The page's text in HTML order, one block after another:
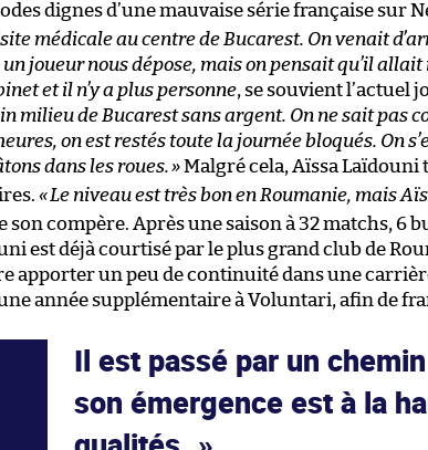
dignes d’une mauvaise série française sur
médicale au centre de Bucarest. On venait
un joueur nous dépose, mais on pensait qu’il
et il n’y a plus personne, se souvient l’actuel
milieu de Bucarest sans argent. On ne sait pas
on est restés toute la journée bloqués. On
dans les roues.»Malgré cela, Aïssa Laïdouni
«Le niveau est très bon en Roumanie, mais
son compère. Après une saison à 32 matchs, 6
est déjà courtisé par le plus grand club de
apporter un peu de continuité dans une
année supplémentaire à Voluntari, afin de
Il est passé par un
son émergence est à la